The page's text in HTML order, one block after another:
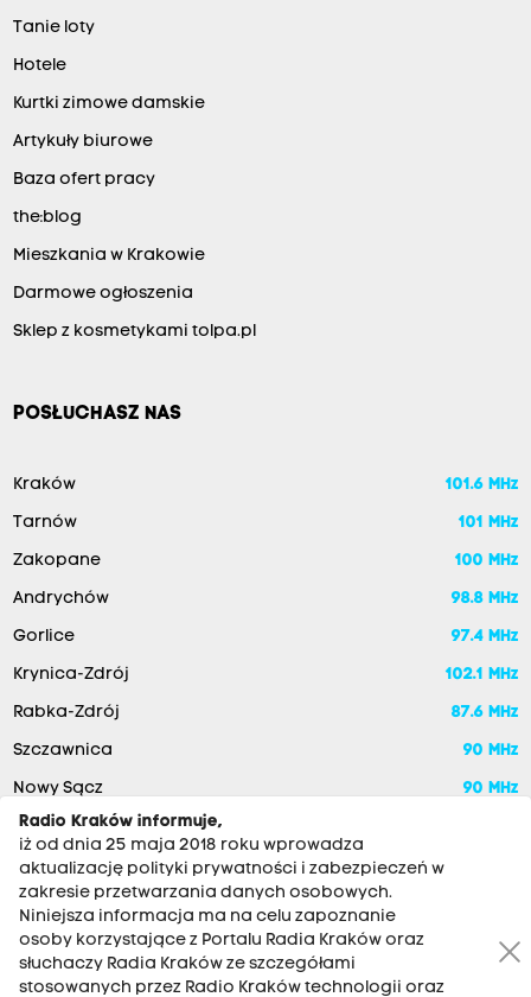
Tanie loty
Hotele
Kurtki zimowe damskie
Artykuły biurowe
Baza ofert pracy
the:blog
Mieszkania w Krakowie
Darmowe ogłoszenia
Sklep z kosmetykami tolpa.pl
POSŁUCHASZ NAS
Kraków 101.6 MHz
Tarnów 101 MHz
Zakopane 100 MHz
Andrychów 98.8 MHz
Gorlice 97.4 MHz
Krynica-Zdrój 102.1 MHz
Rabka-Zdrój 87.6 MHz
Szczawnica 90 MHz
Nowy Sącz
90 MHz
Radio Kraków informuje,
iż od dnia 25 maja 2018 roku wprowadza
aktualizację polityki prywatności i zabezpieczeń w
zakresie przetwarzania danych osobowych.
Niniejsza informacja ma na celu zapoznanie
osoby korzystające z Portalu Radia Kraków oraz
słuchaczy Radia Kraków ze szczegółami
stosowanych przez Radio Kraków technologii oraz